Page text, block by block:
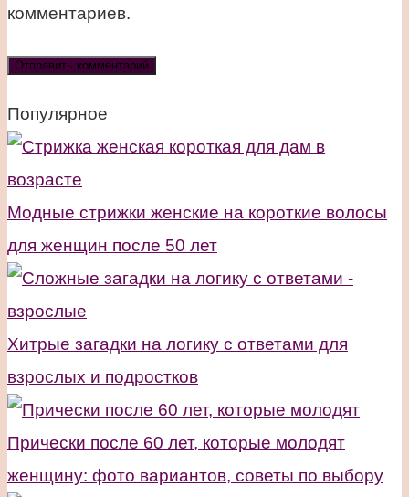
комментариев.
Популярное
Модные стрижки женские на короткие волосы
для женщин после 50 лет
Хитрые загадки на логику с ответами для
взрослых и подростков
Прически после 60 лет, которые молодят
женщину: фото вариантов, советы по выбору